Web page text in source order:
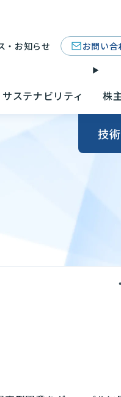
・お知らせ お問い合
サステナビリティ 株
技